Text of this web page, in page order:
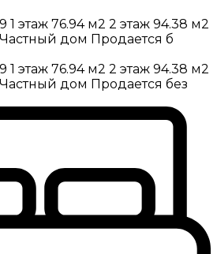
этаж 76.94 м2 2 этаж 94.38 м2
дом Продается б
этаж 76.94 м2 2 этаж 94.38 м2
дом Продается без